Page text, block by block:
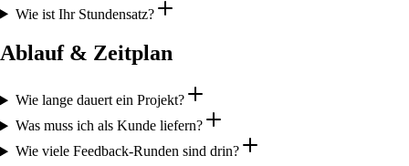
Wie ist Ihr Stundensatz?
Ablauf & Zeitplan
Wie lange dauert ein Projekt?
Was muss ich als Kunde liefern?
Wie viele Feedback-Runden sind drin?